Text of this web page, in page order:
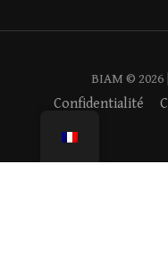
BIAM © 2026
Confidentialité